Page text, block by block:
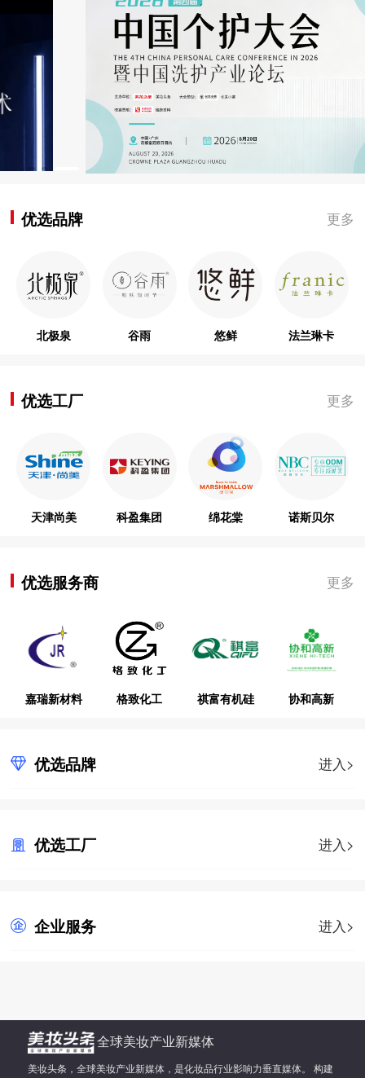
优选品牌 更多
北极泉 谷雨 悠鲜 法兰琳卡
优选工厂 更多
天津尚美 科盈集团 绵花棠 诺斯贝尔
优选服务商 更多
嘉瑞新材料 格致化工 祺富有机硅 协和高新
优选品牌 进入>
优选工厂 进入>
企业服务 进入>
全球美妆产业新媒体
美妆头条，全球美妆产业新媒体，是化妆品行业影响力垂直媒体。 构建